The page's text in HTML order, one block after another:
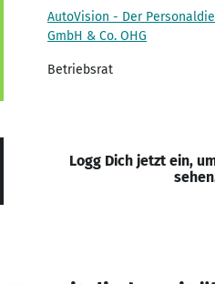
AutoVision - Der
GmbH & Co. OHG
Betriebsrat
Logg Dich jetzt ein,